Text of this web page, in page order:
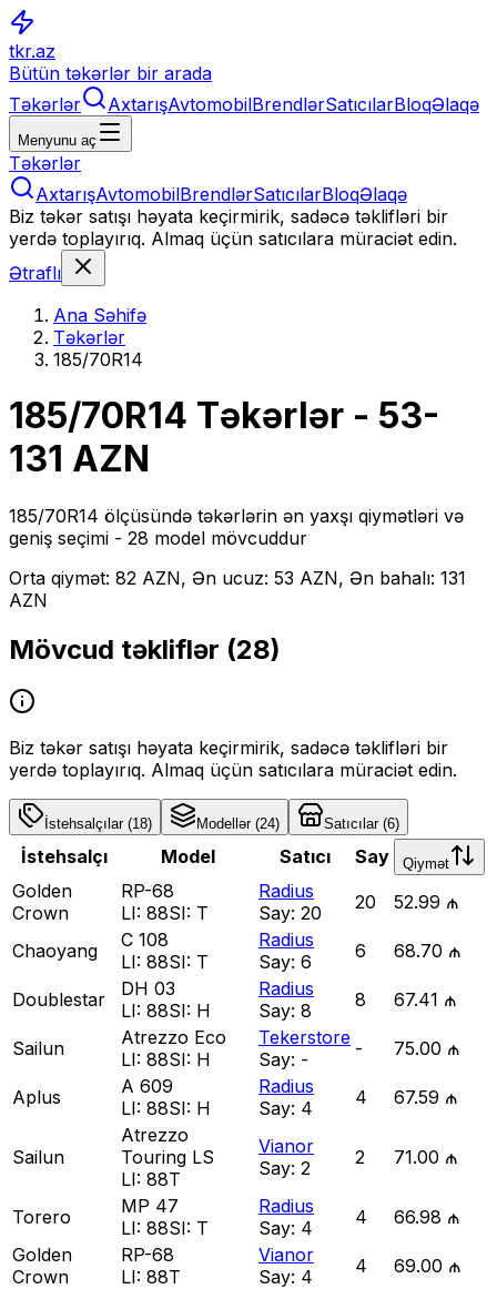
tkr.az
Bütün təkərlər bir arada
Təkərlər
AxtarışAvtomobilBrendlərSatıcılarBloqƏlaqə
Menyunu aç
Təkərlər
AxtarışAvtomobilBrendlərSatıcılarBloqƏlaqə
Biz təkər satışı həyata keçirmirik, sadəcə təklifləri bir
yerdə toplayırıq. Almaq üçün satıcılara müraciət edin.
Ətraflı
Ana Səhifə
Təkərlər
185/70R14
185/70R14 Təkərlər - 53-
131 AZN
185/70R14 ölçüsündə təkərlərin ən yaxşı qiymətləri və
geniş seçimi - 28 model mövcuddur
Orta qiymət: 82 AZN, Ən ucuz: 53 AZN, Ən bahalı: 131
AZN
Mövcud təkliflər (28)
Biz təkər satışı həyata keçirmirik, sadəcə təklifləri bir
yerdə toplayırıq. Almaq üçün satıcılara müraciət edin.
İstehsalçılar(18) Modellər(24) Satıcılar(6)
İstehsalçı Model Satıcı Say Qiymət
Golden
Crown
RP-68
LI: 88SI: T
Radius
Say: 20 20 52.99 ₼
Chaoyang
C 108
LI: 88SI: T
Radius
Say: 6 6 68.70 ₼
Doublestar
DH 03
LI: 88SI: H
Radius
Say: 8 8 67.41 ₼
Sailun
Atrezzo Eco
LI: 88SI: H
Tekerstore
Say: - - 75.00 ₼
Aplus
A 609
LI: 88SI: H
Radius
Say: 4 4 67.59 ₼
Sailun
Atrezzo
Touring LS
LI: 88T
Vianor
Say: 2 2 71.00 ₼
Torero
MP 47
LI: 88SI: T
Radius
Say: 4 4
66.98 ₼
Golden
Crown
RP-68
LI: 88T
Vianor
Say: 4 4 69.00 ₼